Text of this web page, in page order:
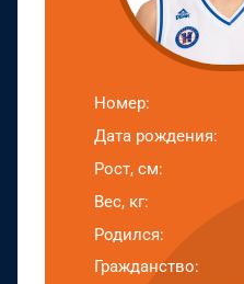
Номер:
Дата рождения:
Рост, см:
Вес, кг:
Родился:
Гражданство: